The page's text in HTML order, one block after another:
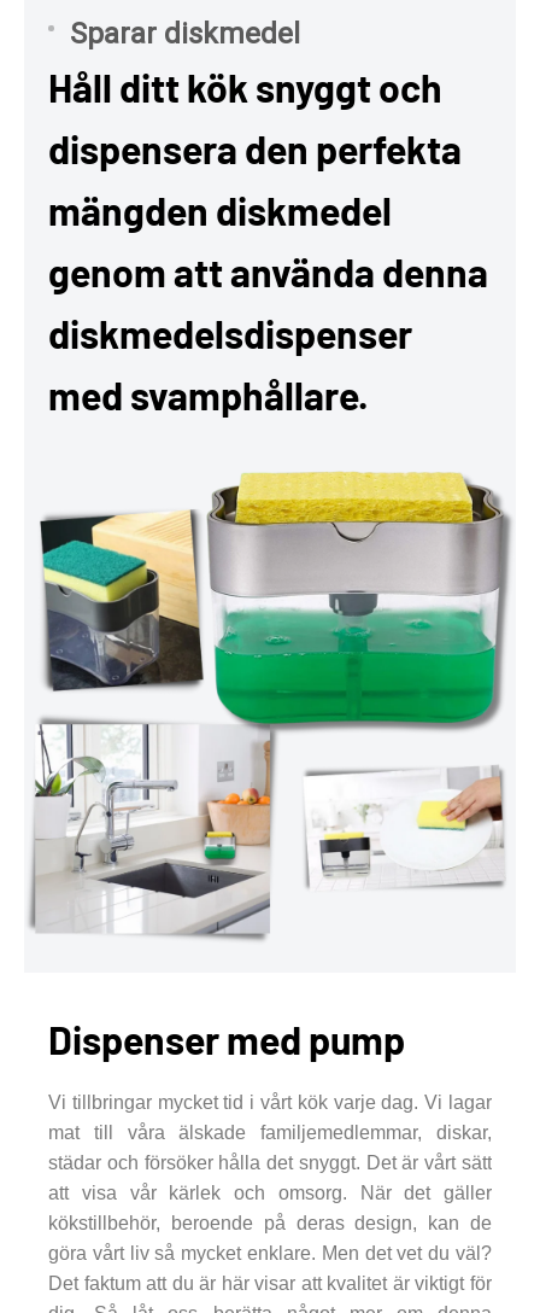
Sparar diskmedel
Håll ditt kök snyggt och
dispensera den perfekta
mängden diskmedel
genom att använda denna
diskmedelsdispenser
med svamphållare.
Dispenser med pump
Vi tillbringar mycket tid i vårt kök varje dag. Vi lagar
mat till våra älskade familjemedlemmar, diskar,
städar och försöker hålla det snyggt. Det är vårt sätt
att visa vår kärlek och omsorg. När det gäller
kökstillbehör, beroende på deras design, kan de
göra vårt liv så mycket enklare. Men det vet du väl?
Det faktum att du är här visar att kvalitet är viktigt för